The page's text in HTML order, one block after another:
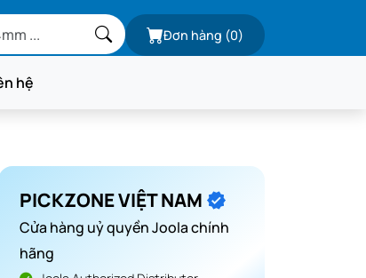
Đơn hàng (0)
hệ
PICKZONE VIỆT NAM
Cửa hàng uỷ quyền Joola chính
hãng